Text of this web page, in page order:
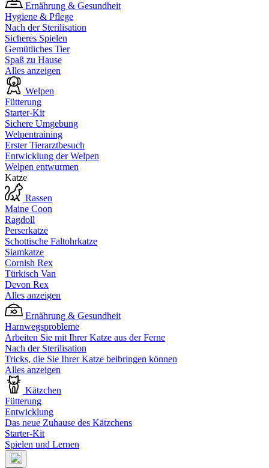
Ernährung & Gesundheit
Hygiene & Pflege
Nach der Sterilisation
Sicheres Spielen
Gemütliches Tier
Spaß zu Hause
Alles anzeigen
Welpen
Fütterung
Starter-Kit
Sichere Umgebung
Welpentraining
Erster Tierarztbesuch
Entwicklung der Welpen
Welpen entwurmen
Katze
Rassen
Maine Coon
Ragdoll
Perserkatze
Schottische Faltohrkatze
Siamkatze
Cornish Rex
Türkisch Van
Devon Rex
Alles anzeigen
Ernährung & Gesundheit
Harnwegsprobleme
Arbeiten Sie mit Ihrer Katze aus der Ferne
Nach der Sterilisation
Tricks, die Sie Ihrer Katze beibringen können
Alles anzeigen
Kätzchen
Fütterung
Entwicklung
Das neue Zuhause des Kätzchens
Starter-Kit
Spielen und Lernen